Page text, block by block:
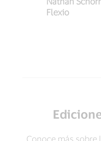
Flexio
Conoce más sobre